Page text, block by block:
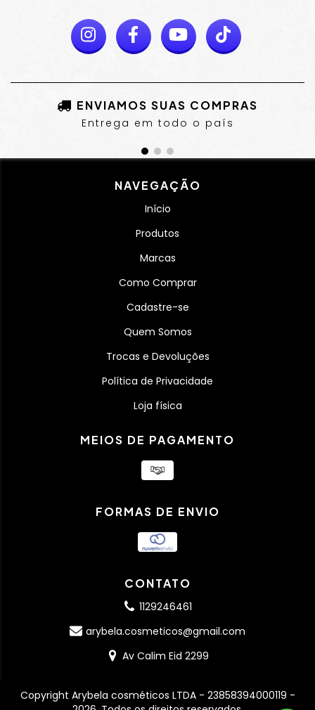
ENVIAMOS SUAS COMPRAS
Entrega em todo o país
NAVEGAÇÃO
Início
Produtos
Marcas
Como Comprar
Cadastre-se
Quem Somos
Trocas e Devoluções
Política de Privacidade
Loja física
MEIOS DE PAGAMENTO
FORMAS DE ENVIO
CONTATO
1129246461
arybela.cosmeticos@gmail.com
Av Calim Eid 2299
Copyright Arybela cosméticos LTDA - 23858394000119 -